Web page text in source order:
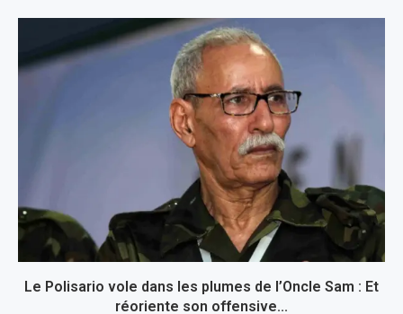
Le Polisario vole dans les plumes de l’Oncle Sam : Et
réoriente son offensive...